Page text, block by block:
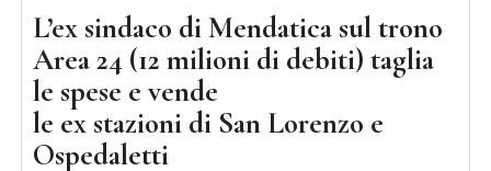
L’ex sindaco di Mendatica sul trono
Area 24 (12 milioni di debiti) taglia
le spese e vende
le ex stazioni di San Lorenzo e
Ospedaletti